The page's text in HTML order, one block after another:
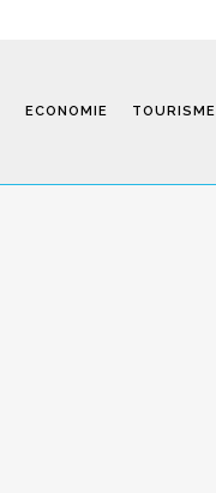
ECONOMIE TOURISME